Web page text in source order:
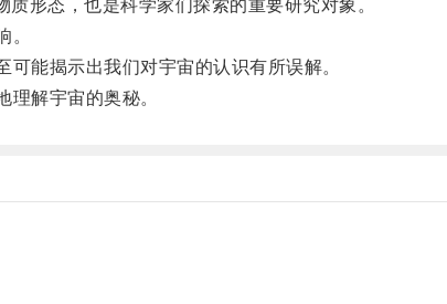
形态，也是科学家们探索的重要研究对象。
能揭示出我们对宇宙的认识有所误解。
解宇宙的奥秘。